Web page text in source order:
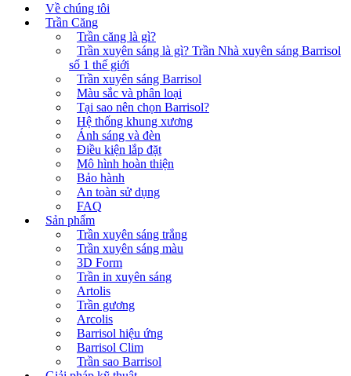
Về chúng tôi
Trần Căng
Trần căng là gì?
Trần xuyên sáng là gì? Trần Nhà xuyên sáng Barrisol
số 1 thế giới
Trần xuyên sáng Barrisol
Màu sắc và phân loại
Tại sao nên chọn Barrisol?
Hệ thống khung xương
Ánh sáng và đèn
Điều kiện lắp đặt
Mô hình hoàn thiện
Bảo hành
An toàn sử dụng
FAQ
Sản phẩm
Trần xuyên sáng trắng
Trần xuyên sáng màu
3D Form
Trần in xuyên sáng
Artolis
Trần gương
Arcolis
Barrisol hiệu ứng
Barrisol Clim
Trần sao Barrisol